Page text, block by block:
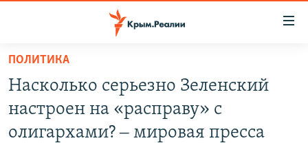
Вернуться
основному
содержанию
Вернутся
ПОЛИТИКА
Насколько серьезно Зеленский
настроен на «расправу» с
олигархами? ‒ мировая пресса